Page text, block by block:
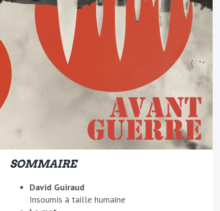
SOMMAIRE
David Guiraud
Insoumis à taille humaine